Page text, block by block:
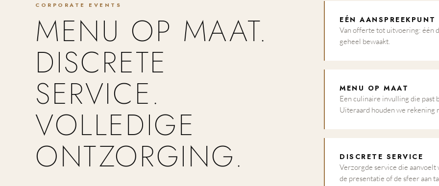
CORPORATE EVENTS
MENU OP MAAT.
DISCRETE
SERVICE.
VOLLEDIGE
ONTZORGING.
EÉN AANSPREEKPUNT
Van offerte tot uitvoering: één
geheel bewaakt.
MENU OP MAAT
Een culinaire invulling die past
Uiteraard houden we rekening
DISCRETE SERVICE
Verzorgde service die aanvoelt
de presentatie of de sfeer aan